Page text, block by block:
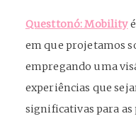
Questtonó: Mobility
em que projetamos
empregando uma
experiências que
significativas para as